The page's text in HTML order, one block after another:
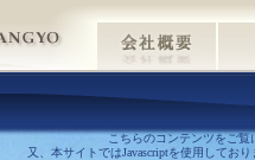
こちらのコンテンツをご覧
又、本サイトではJavascriptを使用してお